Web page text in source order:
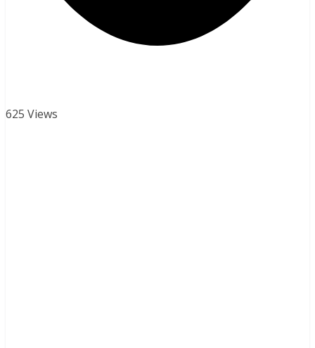
625 Views